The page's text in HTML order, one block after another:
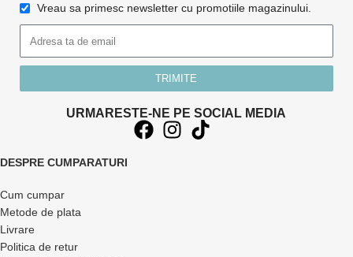
Vreau sa primesc newsletter cu promotiile magazinului.
TRIMITE
URMARESTE-NE PE SOCIAL MEDIA
DESPRE CUMPARATURI
Cum cumpar
Metode de plata
Livrare
Politica de retur